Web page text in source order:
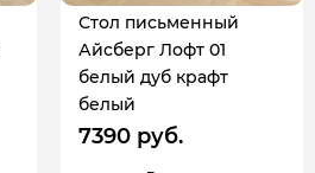
Стол письменный
Айсберг Лофт 01
белый дуб крафт
белый
7390 руб.